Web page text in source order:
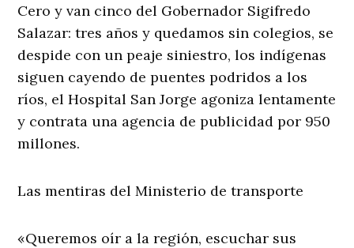
Cero y van cinco del Gobernador Sigifredo
Salazar: tres años y quedamos sin colegios, se
despide con un peaje siniestro, los indígenas
siguen cayendo de puentes podridos a los
ríos, el Hospital San Jorge agoniza lentamente
y contrata una agencia de publicidad por 950
millones.
Las mentiras del Ministerio de transporte
«Queremos oír a la región, escuchar sus